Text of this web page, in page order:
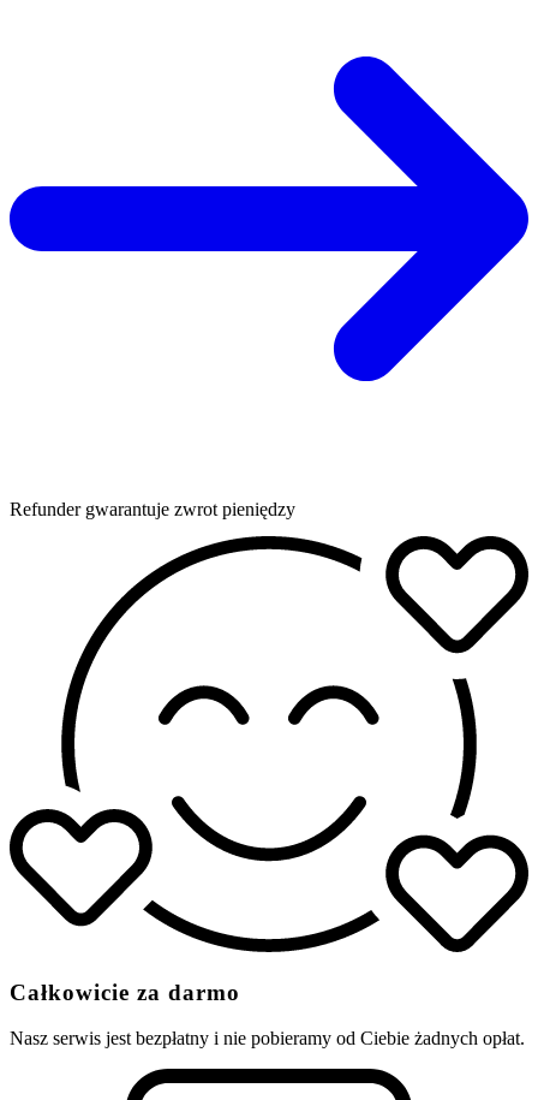
Refunder gwarantuje zwrot pieniędzy
Całkowicie za darmo
Nasz serwis jest bezpłatny i nie pobieramy od Ciebie żadnych opłat.